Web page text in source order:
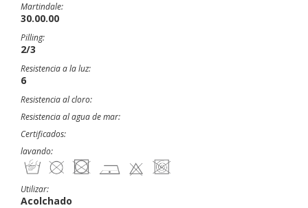
Martindale:
30.00.00
Pilling:
2/3
Resistencia a la luz:
6
Resistencia al cloro:
Resistencia al agua de mar:
Certificados:
lavando:
Utilizar:
Acolchado